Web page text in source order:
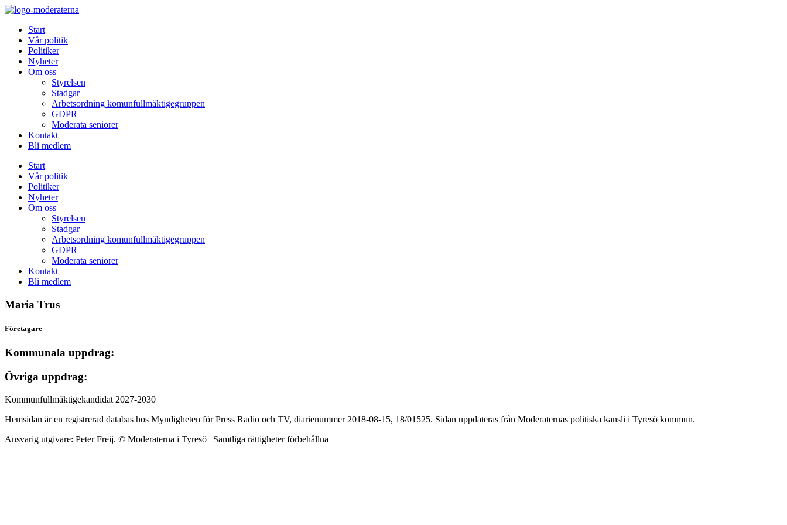
Hoppa
innehållStart
Vår politik
Politiker
Nyheter
Om oss
Styrelsen
Stadgar
Arbetsordning komunfullmäktigegruppen
GDPR
Moderata seniorer
Kontakt
Bli medlem
Start
Vår politik
Politiker
Nyheter
Om oss
Styrelsen
Stadgar
Arbetsordning komunfullmäktigegruppen
GDPR
Moderata seniorer
Kontakt
Bli medlem
Maria Trus
Företagare
Kommunala uppdrag:
Övriga uppdrag:
Kommunfullmäktigekandidat 2027-2030
Hemsidan är en registrerad databas hos Myndigheten för Press Radio och TV, diarienummer 2018-08-15, 18/01525. Sidan uppdateras från Moderaternas politiska kansli i Tyresö kommun.
Ansvarig utgivare: Peter Freij. © Moderaterna i Tyresö | Samtliga rättigheter förbehållna